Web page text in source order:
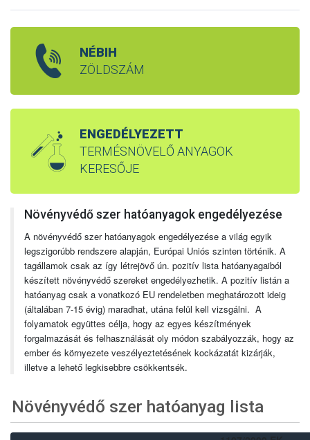
NÉBIH
ZÖLDSZÁM
ENGEDÉLYEZETT
TERMÉSNÖVELŐ ANYAGOK
KERESŐJE
Növényvédő szer hatóanyagok engedélyezése
A növényvédő szer hatóanyagok engedélyezése a világ egyik
legszigorúbb rendszere alapján, Európai Uniós szinten történik. A
tagállamok csak az így létrejövő ún. pozitív lista hatóanyagaiból
készített növényvédő szereket engedélyezhetik. A pozitív listán a
hatóanyag csak a vonatkozó EU rendeletben meghatározott ideig
(általában 7-15 évig) maradhat, utána felül kell vizsgálni. A
folyamatok együttes célja, hogy az egyes készítmények
forgalmazását és felhasználását oly módon szabályozzák, hogy az
ember és környezete veszélyeztetésének kockázatát kizárják,
illetve a lehető legkisebbre csökkentsék.
Növényvédő szer hatóanyag lista